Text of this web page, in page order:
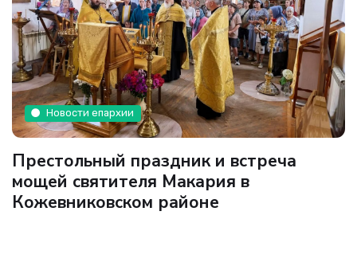
Новости епархии
Престольный праздник и встреча
мощей святителя Макария в
Кожевниковском районе